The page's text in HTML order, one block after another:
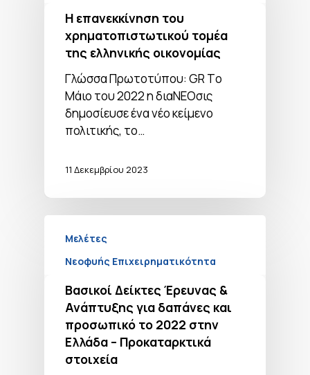
Η επανεκκίνηση του
χρηματοπιστωτικού τομέα
της ελληνικής οικονομίας
Γλώσσα Πρωτοτύπου: GR Tο
Μάιο του 2022 η διαΝΕΟσις
δημοσίευσε ένα νέο κείμενο
πολιτικής, το…
11 Δεκεμβρίου 2023
Μελέτες
Νεοφυής Επιχειρηματικότητα
Βασικοί Δείκτες Έρευνας &
Ανάπτυξης για δαπάνες και
προσωπικό το 2022 στην
Ελλάδα – Προκαταρκτικά
στοιχεία